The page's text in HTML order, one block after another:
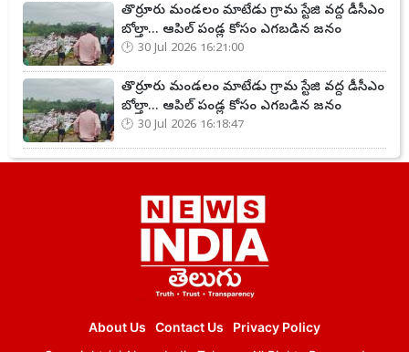
తొర్రూరు మండలం మాటేడు గ్రామ స్టేజి వద్ద డీసీఎం
బోల్తా... ఆపిల్ పండ్ల కోసం ఎగబడిన జనం
30 Jul 2026 16:21:00
తొర్రూరు మండలం మాటేడు గ్రామ స్టేజి వద్ద డీసీఎం
బోల్తా... ఆపిల్ పండ్ల కోసం ఎగబడిన జనం
30 Jul 2026 16:18:47
About Us Contact Us
Privacy Policy